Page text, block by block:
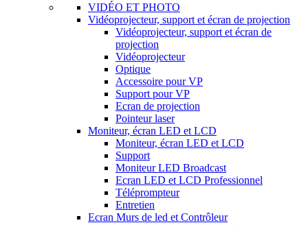
VIDÉO ET PHOTO
Vidéoprojecteur, support et écran de projection
Vidéoprojecteur, support et écran de
projection
Vidéoprojecteur
Optique
Accessoire pour VP
Support pour VP
Ecran de projection
Pointeur laser
Moniteur, écran LED et LCD
Moniteur, écran LED et LCD
Support
Moniteur LED Broadcast
Ecran LED et LCD Professionnel
Téléprompteur
Entretien
Ecran Murs de led et Contrôleur